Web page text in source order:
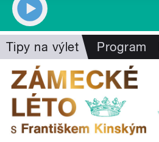
Tipy na výlet Program